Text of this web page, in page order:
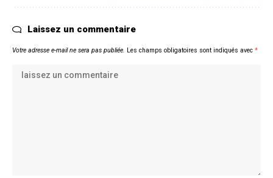
Laissez un commentaire
Votre adresse e-mail ne sera pas publiée. Les champs obligatoires sont indiqués avec *